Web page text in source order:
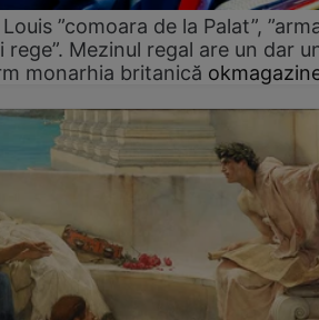
”comoara de la Palat”,
Mezinul regal are un dar
monarhia britanică